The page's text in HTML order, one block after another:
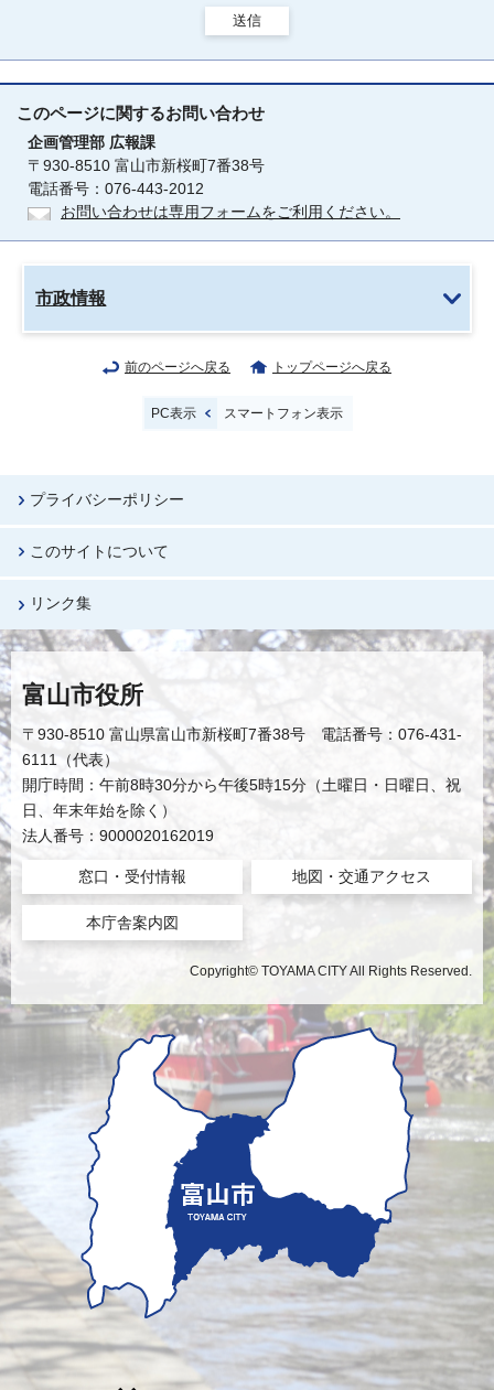
送信
このページに関するお問い合わせ
企画管理部 広報課
〒930-8510 富山市新桜町7番38号
電話番号：076-443-2012
お問い合わせは専用フォームをご利用ください。
市政情報
前のページへ戻る トップページへ戻る
PC表示 スマートフォン表示
プライバシーポリシー
このサイトについて
リンク集
富山市役所
〒930-8510 富山県富山市新桜町7番38号 電話番号：076-431-
6111（代表）
開庁時間：午前8時30分から午後5時15分（土曜日・日曜日、祝
日、年末年始を除く）
法人番号：9000020162019
窓口・受付情報 地図・交通アクセス
本庁舎案内図
Copyright© TOYAMA CITY All Rights Reserved.